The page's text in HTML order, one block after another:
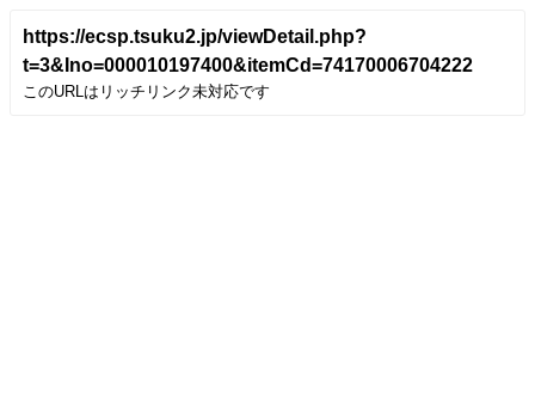
https://ecsp.tsuku2.jp/viewDetail.php?
t=3&Ino=000010197400&itemCd=74170006704222
このURLはリッチリンク未対応です